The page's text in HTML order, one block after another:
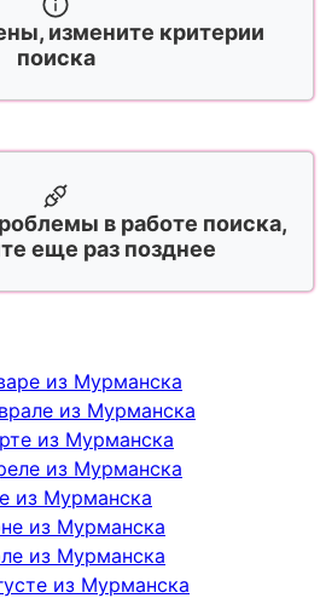
измените критерии
поиска
в работе поиска,
еще раз позднее
из Мурманска
из Мурманска
из Мурманска
из Мурманска
из Мурманска
из Мурманска
из Мурманска
из Мурманска